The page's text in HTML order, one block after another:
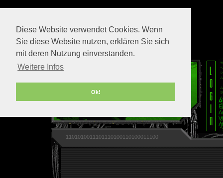
Diese Website verwendet Cookies. Wenn
Sie diese Website nutzen, erklären Sie sich
mit deren Nutzung einverstanden.
Weitere Infos
Ok!
1101010011101110100110100011100